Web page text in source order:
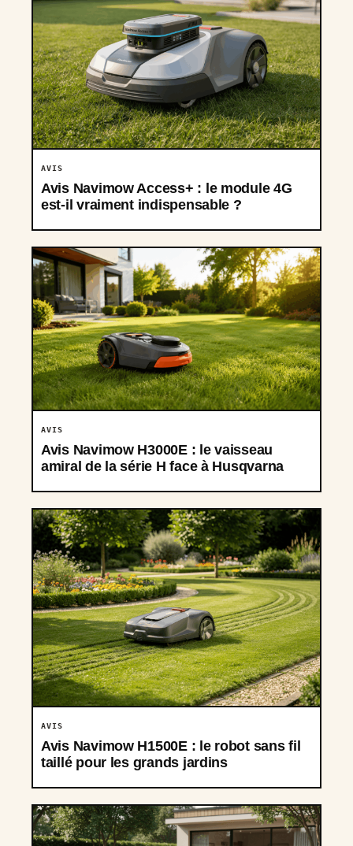
AVIS
Avis Navimow Access+ : le module 4G
est-il vraiment indispensable ?
AVIS
Avis Navimow H3000E : le vaisseau
amiral de la série H face à Husqvarna
AVIS
Avis Navimow H1500E : le robot sans fil
taillé pour les grands jardins